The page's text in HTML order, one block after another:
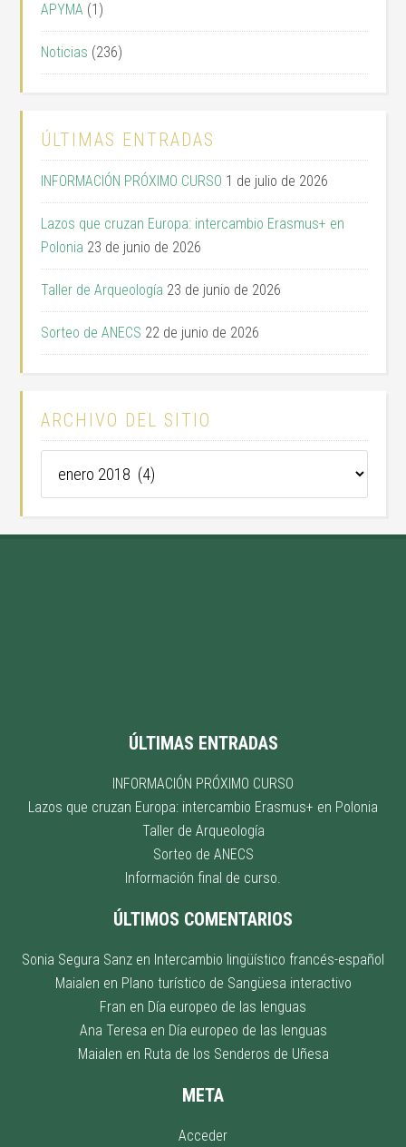
APYMA (1)
Noticias (236)
ÚLTIMAS ENTRADAS
INFORMACIÓN PRÓXIMO CURSO 1 de julio de 2026
Lazos que cruzan Europa: intercambio Erasmus+ en
Polonia 23 de junio de 2026
Taller de Arqueología 23 de junio de 2026
Sorteo de ANECS 22 de junio de 2026
ARCHIVO DEL SITIO
ÚLTIMAS ENTRADAS
INFORMACIÓN PRÓXIMO CURSO
Lazos que cruzan Europa: intercambio Erasmus+ en Polonia
Taller de Arqueología
Sorteo de ANECS
Información final de curso.
ÚLTIMOS COMENTARIOS
Sonia Segura Sanz en Intercambio lingüístico francés-español
Maialen en Plano turístico de Sangüesa interactivo
Fran en Día europeo de las lenguas
Ana Teresa en Día europeo de las lenguas
Maialen en Ruta de los Senderos de Uñesa
META
Acceder